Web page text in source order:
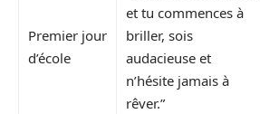
Premier jour
d’école
et tu commences à
briller, sois
audacieuse et
n’hésite jamais à
rêver.”